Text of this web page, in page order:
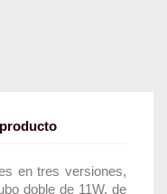
en tres versiones,
doble de 11W, de